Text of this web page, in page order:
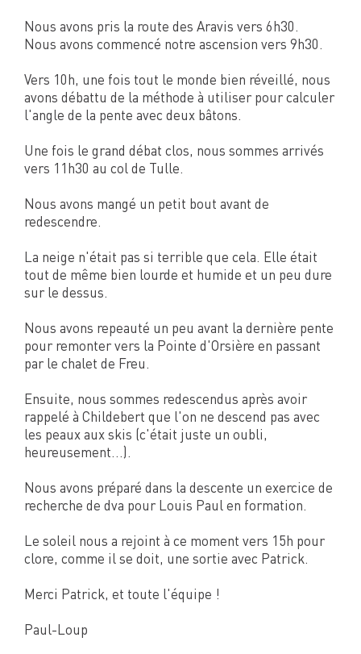
Nous avons pris la route des Aravis vers 6h30.
Nous avons commencé notre ascension vers 9h30.
Vers 10h, une fois tout le monde bien réveillé, nous
avons débattu de la méthode à utiliser pour calculer
l'angle de la pente avec deux bâtons.
Une fois le grand débat clos, nous sommes arrivés
vers 11h30 au col de Tulle.
Nous avons mangé un petit bout avant de
redescendre.
La neige n'était pas si terrible que cela. Elle était
tout de même bien lourde et humide et un peu dure
sur le dessus.
Nous avons repeauté un peu avant la dernière pente
pour remonter vers la Pointe d'Orsière en passant
par le chalet de Freu.
Ensuite, nous sommes redescendus après avoir
rappelé à Childebert que l'on ne descend pas avec
les peaux aux skis (c'était juste un oubli,
heureusement...).
Nous avons préparé dans la descente un exercice de
recherche de dva pour Louis Paul en formation.
Le soleil nous a rejoint à ce moment vers 15h pour
clore, comme il se doit, une sortie avec Patrick.
Merci Patrick, et toute l'équipe !
Paul-Loup